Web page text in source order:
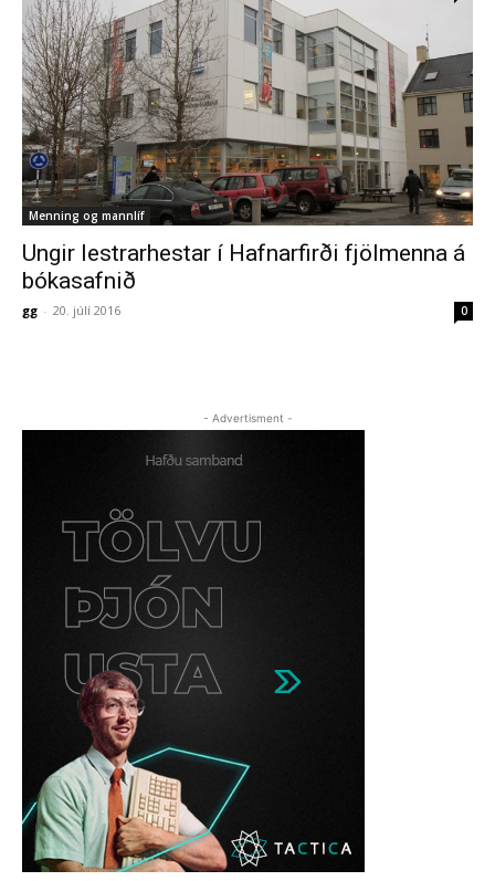
Menning og mannlíf
Ungir lestrarhestar í Hafnarfirði fjölmenna á
bókasafnið
gg - 20. júlí 2016 0
- Advertisment -